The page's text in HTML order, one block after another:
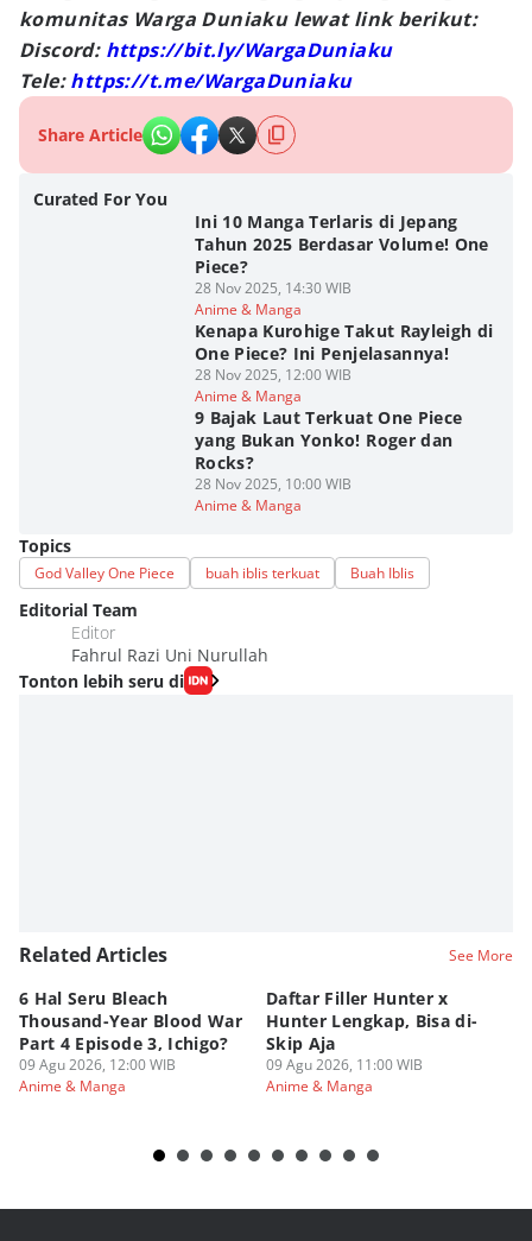
komunitas Warga Duniaku lewat link berikut:
Discord: https://bit.ly/WargaDuniaku
Tele:https://t.me/WargaDuniaku
Share Article
Curated For You
Ini 10 Manga Terlaris di Jepang
Tahun 2025 Berdasar Volume! One
Piece?
28 Nov 2025, 14:30 WIB
Anime & Manga
Kenapa Kurohige Takut Rayleigh di
One Piece? Ini Penjelasannya!
28 Nov 2025, 12:00 WIB
Anime & Manga
9 Bajak Laut Terkuat One Piece
yang Bukan Yonko! Roger dan
Rocks?
28 Nov 2025, 10:00 WIB
Anime & Manga
Topics
God Valley One Piece buah iblis terkuat Buah Iblis
Editorial Team
Editor
Fahrul Razi Uni Nurullah
Tonton lebih seru di
Related Articles See More
6 Hal Seru Bleach
Thousand-Year Blood War
Part 4 Episode 3, Ichigo?
09 Agu 2026, 12:00 WIB
Anime & Manga
Daftar Filler Hunter x
Hunter Lengkap, Bisa di-
Skip Aja
09 Agu 2026, 11:00 WIB
Anime & Manga